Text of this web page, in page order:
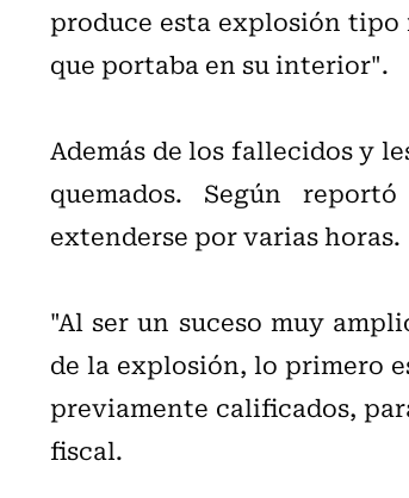
produce esta explosión
que portaba en su interior".
Además de los fallecidos y
quemados. Según
extenderse por varias horas.
"Al ser un suceso muy
de la explosión, lo primero
previamente calificados,
fiscal.